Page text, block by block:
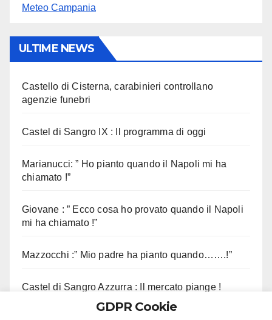
Meteo Campania
ULTIME NEWS
Castello di Cisterna, carabinieri controllano
agenzie funebri
Castel di Sangro IX : Il programma di oggi
Marianucci: ” Ho pianto quando il Napoli mi ha
chiamato !”
Giovane : ” Ecco cosa ho provato quando il Napoli
mi ha chiamato !”
Mazzocchi :” Mio padre ha pianto quando…….!”
Castel di Sangro Azzurra : Il mercato piange !
GDPR Cookie